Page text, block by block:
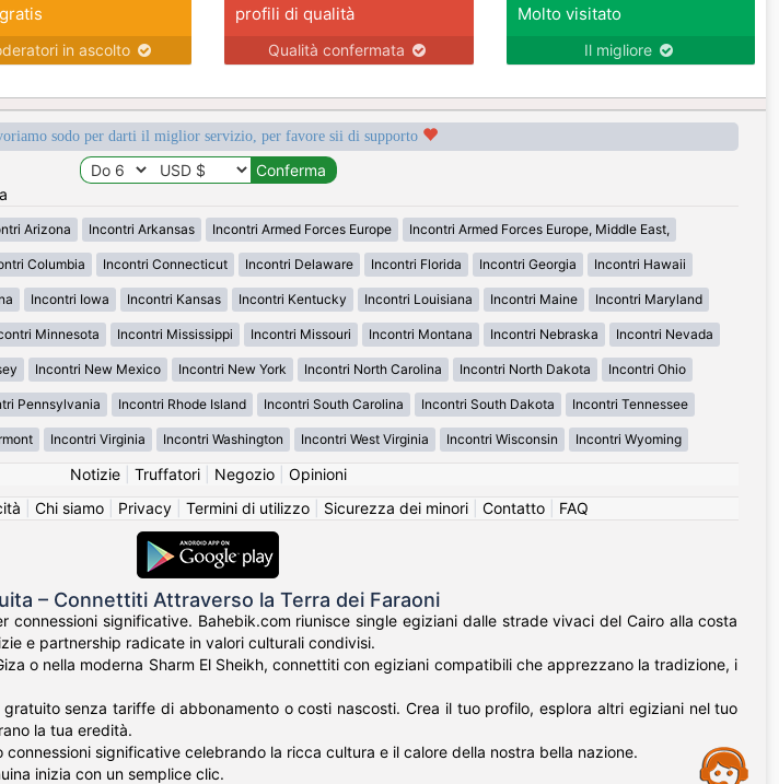
in ascolto
profili di qualità
Qualità confermata
Molto visitato
Il migliore
sodo per darti il miglior servizio, per favore sii di supporto
Arizona Incontri Arkansas Incontri Armed Forces Europe Incontri Armed Forces Europe, Middle East,
Columbia Incontri Connecticut Incontri Delaware Incontri Florida Incontri Georgia Incontri Hawaii
Incontri Iowa Incontri Kansas Incontri Kentucky Incontri Louisiana Incontri Maine Incontri Maryland
Minnesota Incontri Mississippi Incontri Missouri Incontri Montana Incontri Nebraska Incontri Nevada
Incontri New Mexico Incontri New York Incontri North Carolina Incontri North Dakota Incontri Ohio
Pennsylvania Incontri Rhode Island Incontri South Carolina Incontri South Dakota Incontri Tennessee
Incontri Virginia Incontri Washington Incontri West Virginia Incontri Wisconsin Incontri Wyoming
Notizie| Truffatori| Negozio| Opinioni
Chi siamo Privacy Termini di utilizzo Sicurezza dei minori Contatto FAQ
– Connettiti Attraverso la Terra dei Faraoni
connessioni significative. Bahebik.com riunisce single egiziani dalle strade vivaci del Cairo alla costa
e partnership radicate in valori culturali condivisi.
o nella moderna Sharm El Sheikh, connettiti con egiziani compatibili che apprezzano la tradizione, i
senza tariffe di abbonamento o costi nascosti. Crea il tuo profilo, esplora altri egiziani nel tuo
la tua eredità.
significative celebrando la ricca cultura e il calore della nostra bella nazione.
inizia con un semplice clic.
Assistance